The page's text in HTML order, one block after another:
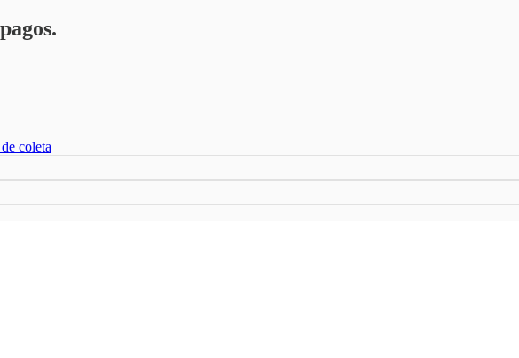
coleta